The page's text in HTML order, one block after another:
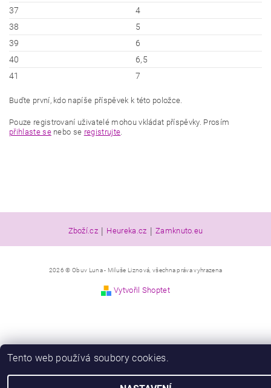
37
4
38
5
39
6
40
6,5
41
7
Buďte první, kdo napíše příspěvek k této položce.
Pouze registrovaní uživatelé mohou vkládat příspěvky. Prosím
přihlaste senebo se registrujte.
Zboží.cz Heureka.cz Zamknuto.eu
2026 © Obuv Luna - Miluše Liznová, všechna práva vyhrazena
Vytvořil Shoptet
Tento web používá soubory cookies.